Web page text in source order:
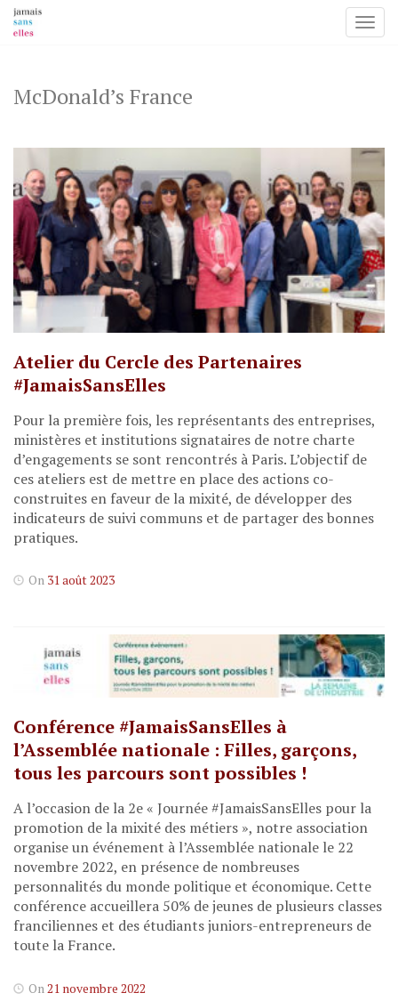
content
McDonald’s France
Atelier du Cercle des Partenaires
#JamaisSansElles
Pour la première fois, les représentants des entreprises,
ministères et institutions signataires de notre charte
d’engagements se sont rencontrés à Paris. L’objectif de
ces ateliers est de mettre en place des actions co-
construites en faveur de la mixité, de développer des
indicateurs de suivi communs et de partager des bonnes
pratiques.
On 31 août 2023
Conférence #JamaisSansElles à
l’Assemblée nationale : Filles, garçons,
tous les parcours sont possibles !
A l’occasion de la 2e « Journée #JamaisSansElles pour la
promotion de la mixité des métiers », notre association
organise un événement à l’Assemblée nationale le 22
novembre 2022, en présence de nombreuses
personnalités du monde politique et économique. Cette
conférence accueillera 50% de jeunes de plusieurs classes
franciliennes et des étudiants juniors-entrepreneurs de
toute la France.
On 21 novembre 2022